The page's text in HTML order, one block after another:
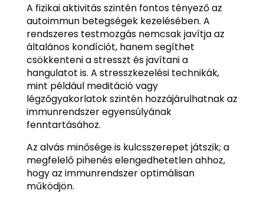
A fizikai aktivitás szintén fontos tényező az
autoimmun betegségek kezelésében. A
rendszeres testmozgás nemcsak javítja az
általános kondíciót, hanem segíthet
csökkenteni a stresszt és javítani a
hangulatot is. A stresszkezelési technikák,
mint például meditáció vagy
légzőgyakorlatok szintén hozzájárulhatnak az
immunrendszer egyensúlyának
fenntartásához.
Az alvás minősége is kulcsszerepet játszik; a
megfelelő pihenés elengedhetetlen ahhoz,
hogy az immunrendszer optimálisan
működjön.